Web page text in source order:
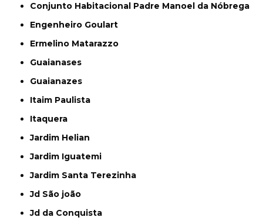
Conjunto Habitacional Padre Manoel da Nóbrega
Engenheiro Goulart
Ermelino Matarazzo
Guaianases
Guaianazes
Itaim Paulista
Itaquera
Jardim Helian
Jardim Iguatemi
Jardim Santa Terezinha
Jd São joão
Jd da Conquista